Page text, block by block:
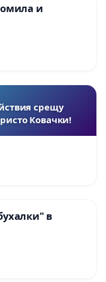
и
срещу
Ковачки!
в